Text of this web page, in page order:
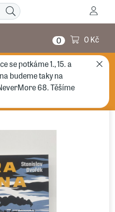
0 0 Kč
se potkáme 1., 15. a
budeme taky na
68. Těšíme